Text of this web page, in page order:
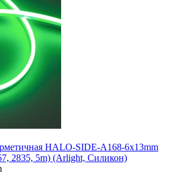
HALO-SIDE-A168-6x13mm
2835, 5m) (Arlight, Силикон)